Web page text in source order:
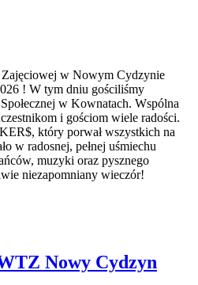
Zajęciowej w Nowym Cydzynie
! W tym dniu gościliśmy
w Kownatach. Wspólna
i gościom wiele radości.
który porwał wszystkich na
w radosnej, pełnej uśmiechu
muzyki oraz pysznego
niezapomniany wieczór!
Nowy Cydzyn